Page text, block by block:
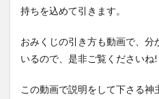
持ちを込めて引きます。
おみくじの引き方も動画で、分
いるので、是非ご覧くださいね!
この動画で説明をして下さる